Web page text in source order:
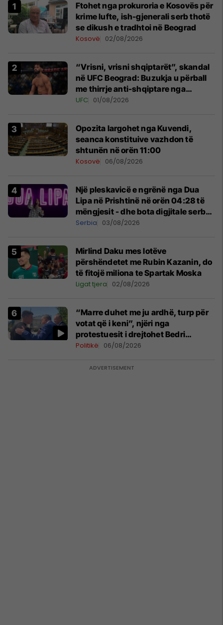
Ftohet nga prokuroria e Kosovës për
krime lufte, ish-gjenerali serb thotë
se dikush e tradhtoi në Beograd
Kosovë 02/08/2026
“Vrisni, vrisni shqiptarët”, skandal
në UFC Beograd: Buzukja u përball
me thirrje anti-shqiptare nga
tribunat
UFC 01/08/2026
Opozita largohet nga Kuvendi,
seanca konstituive vazhdon të
shtunën në orën 11:00
Kosovë 06/08/2026
Një pleskavicë e ngrënë nga Dua
Lipa në Prishtinë në orën 04:28 të
mëngjesit - dhe bota digjitale serbe
shpall gjendjen e luftës
Serbia 03/08/2026
Mirlind Daku mes lotëve
përshëndetet me Rubin Kazanin, do
të fitojë miliona te Spartak Moska
Ligat tjera 02/08/2026
“Marre duhet me ju ardhë, turp për
votat që i keni”, njëri nga
protestuesit i drejtohet Bedri
Hamzës
Politikë 06/08/2026